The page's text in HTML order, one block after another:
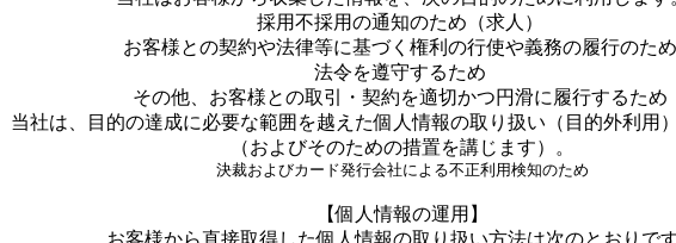
採用不採用の通知のため（求人）
お客様との契約や法律等に基づく権利の行使や義務の履行のため
法令を遵守するため
その他、お客様との取引・契約を適切かつ円滑に履行するため
当社は、目的の達成に必要な範囲を越えた個人情報の取り扱い（目的外利用
（およびそのための措置を講じます）。
決裁およびカード発行会社による不正利用検知のため
【個人情報の運用】
お客様から直接取得した個人情報の取り扱い方法は次のとおりです